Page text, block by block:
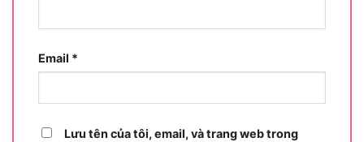
Email *
Lưu tên của tôi, email, và trang web trong